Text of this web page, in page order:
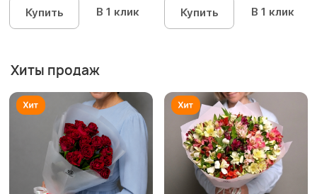
Купить В 1 клик Купить В 1 клик
Хиты продаж